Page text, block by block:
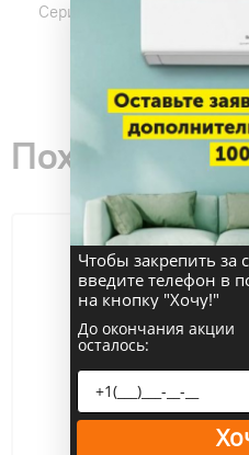
Серии:
Похожие
Чтобы закрепить за
введите телефон в
на кнопку "Хочу!"
До окончания акции
осталось: